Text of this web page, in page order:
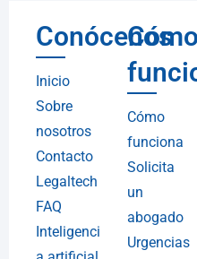
Conócenos
Inicio
Sobre
nosotros
Contacto
Legaltech
FAQ
Inteligenci
Cómo
Cómo
funciona
Solicita
un
abogado
Urgencias